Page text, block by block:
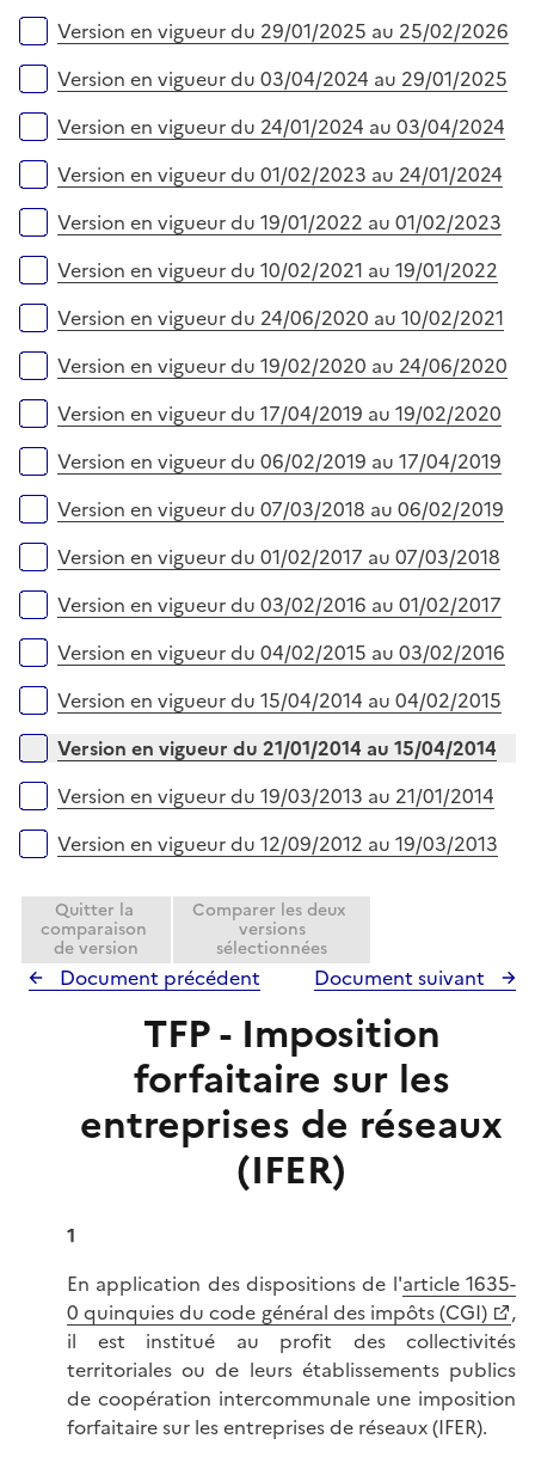
Version en vigueur du 29/01/2025 au 25/02/2026
Version en vigueur du 03/04/2024 au 29/01/2025
Version en vigueur du 24/01/2024 au 03/04/2024
Version en vigueur du 01/02/2023 au 24/01/2024
Version en vigueur du 19/01/2022 au 01/02/2023
Version en vigueur du 10/02/2021 au 19/01/2022
Version en vigueur du 24/06/2020 au 10/02/2021
Version en vigueur du 19/02/2020 au 24/06/2020
Version en vigueur du 17/04/2019 au 19/02/2020
Version en vigueur du 06/02/2019 au 17/04/2019
Version en vigueur du 07/03/2018 au 06/02/2019
Version en vigueur du 01/02/2017 au 07/03/2018
Version en vigueur du 03/02/2016 au 01/02/2017
Version en vigueur du 04/02/2015 au 03/02/2016
Version en vigueur du 15/04/2014 au 04/02/2015
Version en vigueur du 21/01/2014 au 15/04/2014
Version en vigueur du 19/03/2013 au 21/01/2014
Version en vigueur du 12/09/2012 au 19/03/2013
Quitter la
comparaison
de version
Comparer les deux
versions
sélectionnées
Document précédent Document suivant
TFP - Imposition
forfaitaire sur les
entreprises de réseaux
(IFER)
1
En application des dispositions de l'article 1635-
0 quinquies du code général des impôts (CGI)
,
il est institué au profit des collectivités
territoriales ou de leurs établissements publics
de coopération intercommunale une imposition
forfaitaire sur les entreprises de réseaux (IFER).